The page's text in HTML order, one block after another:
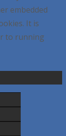
embedded
It is
to running